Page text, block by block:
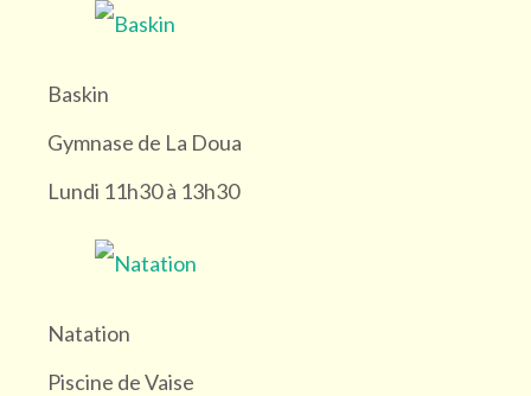
Groupe du samedi (15)
Lundi (2)
Baskin
Gymnase de La Doua
Lundi 11h30 à 13h30
Natation
Piscine de Vaise